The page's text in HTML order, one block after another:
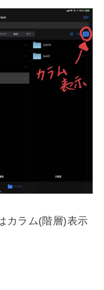
カラム(階層)表示